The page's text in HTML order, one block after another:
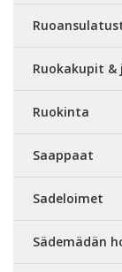
Ruokakupit
Ruokinta
Saappaat
Sadeloimet
Sädemädän